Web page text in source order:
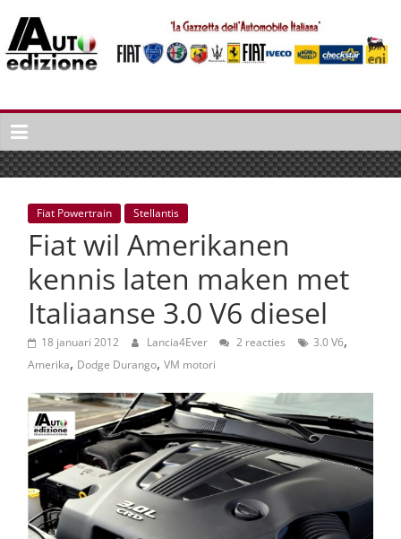
naar
inhoud
Auto
Edizione
La
Gazetta
dell'Automobile
Italiana
Italiaans
autonieuws
lifestyle
Fiat Powertrain Stellantis
Fiat wil Amerikanen
kennis laten maken met
Italiaanse 3.0 V6 diesel
18 januari 2012 Lancia4Ever 2 reacties 3.0 V6,
Amerika, Dodge Durango, VM motori